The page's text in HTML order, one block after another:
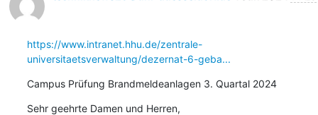
https://www.intranet.hhu.de/zentrale-
universitaetsverwaltung/dezernat-6-geba...
Campus Prüfung Brandmeldeanlagen 3. Quartal 2024
Sehr geehrte Damen und Herren,